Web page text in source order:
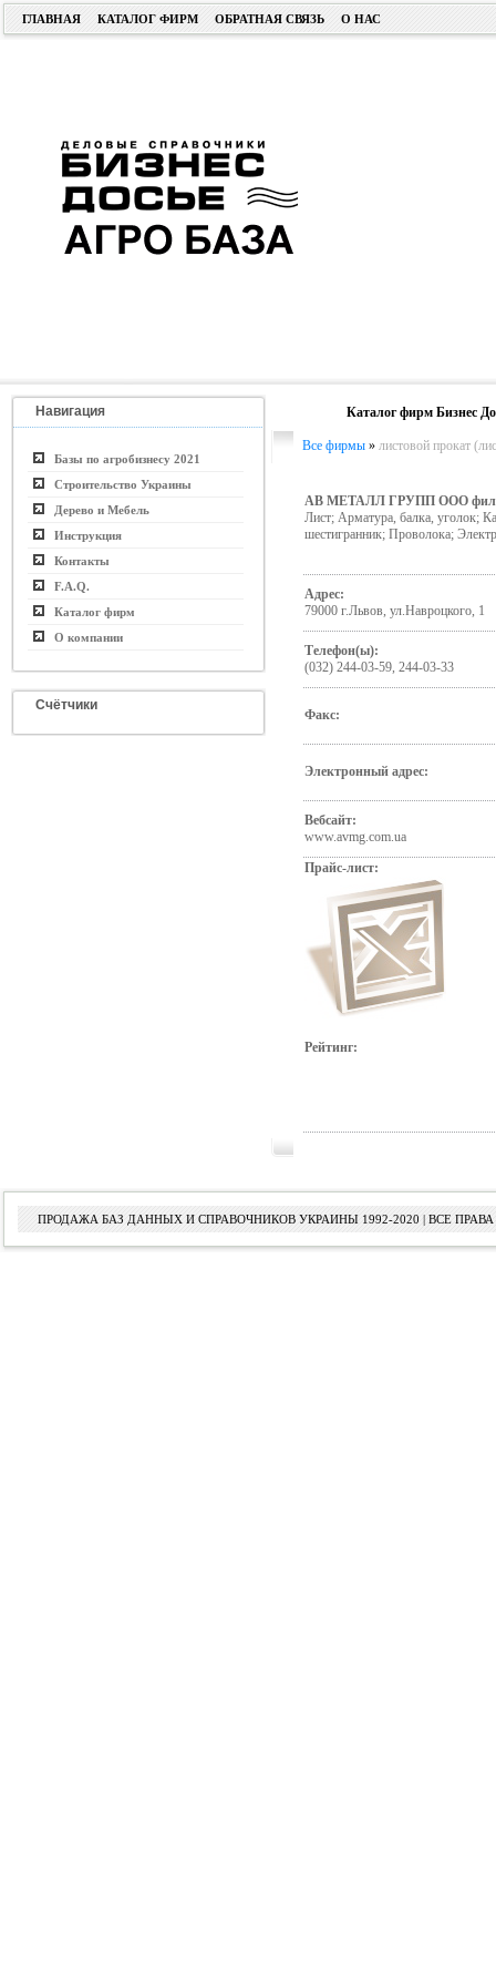
ГЛАВНАЯ КАТАЛОГ ФИРМ ОБРАТНАЯ СВЯЗЬ О НАС
Навигация
Базы по агробизнесу 2021
Строительство Украины
Дерево и Мебель
Инструкция
Контакты
F.A.Q.
Каталог фирм
О компании
Счётчики
Каталог фирм Бизнес
Все фирмы » листовой прокат
АВ МЕТАЛЛ ГРУПП ООО
Лист; Арматура, балка, уголок;
шестигранник; Проволока;
Адрес:
79000 г.Львов, ул.Навроцкого, 1
Телефон(ы):
(032) 244-03-59, 244-03-33
Факс:
Электронный адрес:
Вебсайт:
www.avmg.com.ua
Прайс-лист:
Рейтинг:
ПРОДАЖА БАЗ ДАННЫХ И СПРАВОЧНИКОВ УКРАИНЫ 1992-2020 | ВСЕ